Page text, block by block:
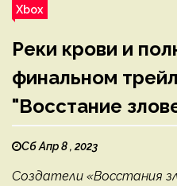
Xbox
Реки крови и
финальном
"Восстание
Сб Апр 8 , 2023
Создатели «Восстания